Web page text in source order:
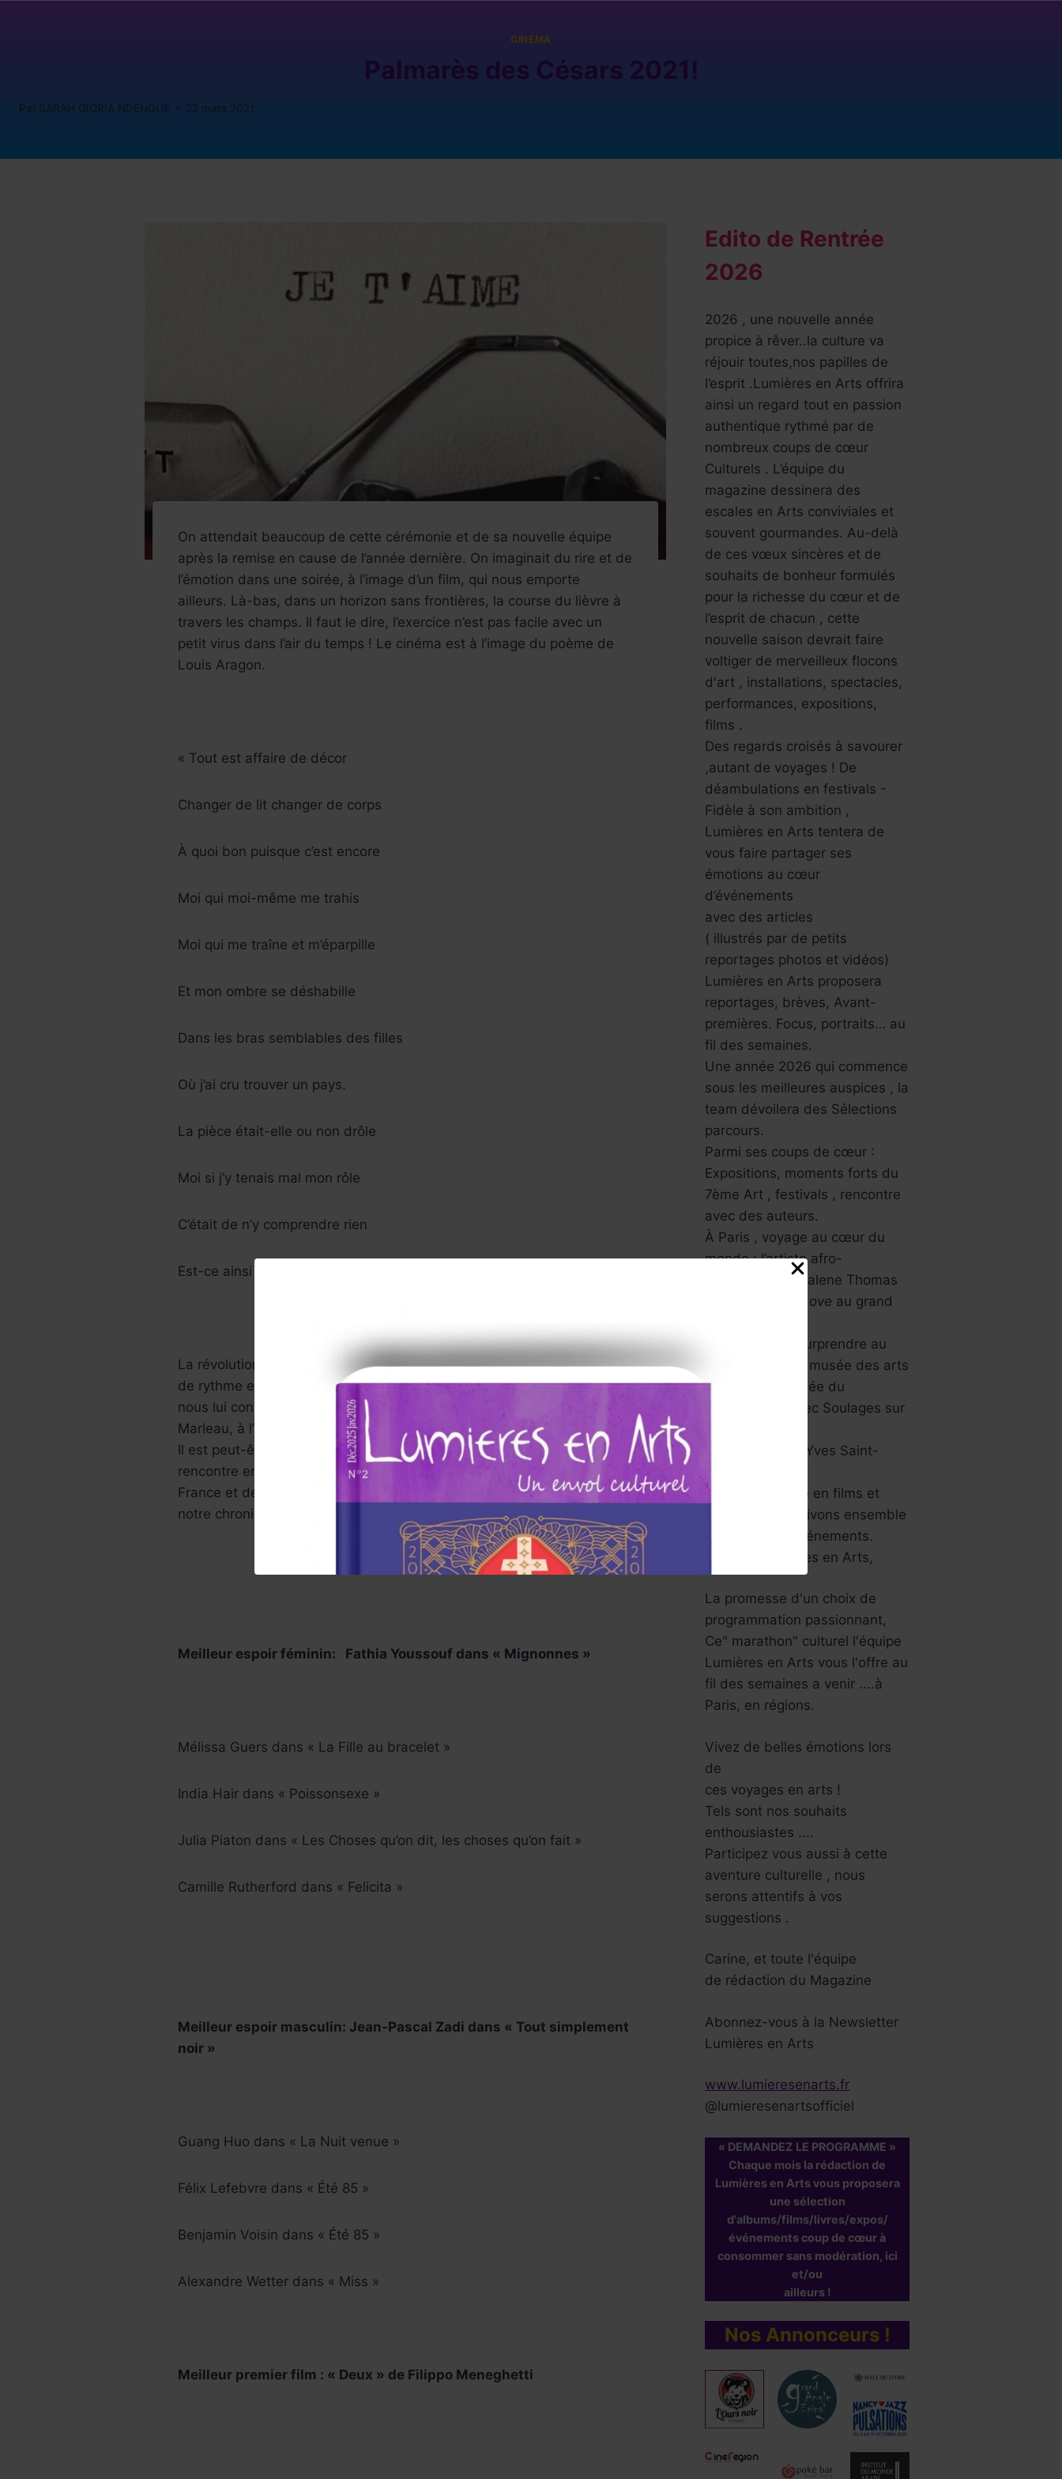
Réservez !
CINÉMA
Palmarès des Césars 2021!
Par SARAH GIORIA NDENGUE 22 mars 2021
On attendait beaucoup de cette cérémonie et de sa nouvelle équipe
après la remise en cause de l’année dernière. On imaginait du rire et de
l’émotion dans une soirée, à l’image d’un film, qui nous emporte
ailleurs. Là-bas, dans un horizon sans frontières, la course du lièvre à
travers les champs. Il faut le dire, l’exercice n’est pas facile avec un
petit virus dans l’air du temps ! Le cinéma est à l’image du poème de
Louis Aragon.
« Tout est affaire de décor
Changer de lit changer de corps
À quoi bon puisque c’est encore
Moi qui moi-même me trahis
Moi qui me traîne et m’éparpille
Et mon ombre se déshabille
Dans les bras semblables des filles
Où j’ai cru trouver un pays.
La pièce était-elle ou non drôle
Moi si j’y tenais mal mon rôle
C’était de n’y comprendre rien
Est-ce ainsi que les hommes vivent » (Louis Aragon).
La révolution a bien eu lieu dans sa diversité, sa parité, mais manque
de rythme et d’humour. On retiendra, avec la gouaille et la sincérité que
nous lui connaissons, la mise à nu de Corinne Masiero, Capitaine
Marleau, à l’image des intermittents et du cinéma en grande détresse.
Il est peut-être temps d’inventer un autre rendez-vous, une vraie
rencontre entre le public et les professionnels dans toutes les salles de
France et de Navarre. Vous en saurez plus avec le regard pertinent de
notre chroniqueuse Véronique.
Meilleur espoir féminin: Fathia Youssouf dans « Mignonnes »
Mélissa Guers dans « La Fille au bracelet »
India Hair dans « Poissonsexe »
Julia Piaton dans « Les Choses qu’on dit, les choses qu’on fait »
Camille Rutherford dans « Felicita »
Meilleur espoir masculin: Jean-Pascal Zadi dans « Tout simplement
noir »
Guang Huo dans « La Nuit venue »
Félix Lefebvre dans « Été 85 »
Benjamin Voisin dans « Été 85 »
Alexandre Wetter dans « Miss »
Meilleur premier film : « Deux » de Filippo Meneghetti
Edito de Rentrée
2026
2026 , une nouvelle année
propice à rêver..la culture va
réjouir toutes,nos papilles de
l’esprit .Lumières en Arts offrira
ainsi un regard tout en passion
authentique rythmé par de
nombreux coups de cœur
Culturels . L’équipe du
magazine dessinera des
escales en Arts conviviales et
souvent gourmandes. Au-delà
de ces vœux sincères et de
souhaits de bonheur formulés
pour la richesse du cœur et de
l’esprit de chacun , cette
nouvelle saison devrait faire
voltiger de merveilleux flocons
d'art , installations, spectacles,
performances, expositions,
films .
Des regards croisés à savourer
,autant de voyages ! De
déambulations en festivals -
Fidèle à son ambition ,
Lumières en Arts tentera de
vous faire partager ses
émotions au cœur
d’événements
avec des articles
( illustrés par de petits
reportages photos et vidéos)
Lumières en Arts proposera
reportages, brèves, Avant-
premières. Focus, portraits… au
fil des semaines.
Une année 2026 qui commence
sous les meilleures auspices , la
team dévoilera des Sélections
parcours.
Parmi ses coups de cœur :
Expositions, moments forts du
7ème Art , festivals , rencontre
avec des auteurs.
À Paris , voyage au cœur du
monde : l’artiste afro-
américaine Mickalene Thomas
All About Love au grand
L’Asie va vous surprendre au
musée Guimet , musée des arts
asiatiques , Musée du
Luxembourg avec Soulages sur
Aussi le musée Yves Saint-
Une année riche en films et
festivals, bref ,vivons ensemble
tous ces jolis événements.
L’équipe Lumières en Arts,
La promesse d'un choix de
programmation passionnant,
Ce" marathon" culturel l'équipe
Lumières en Arts vous l'offre au
fil des semaines a venir ....à
Paris, en régions.
Vivez de belles émotions lors
de
ces voyages en arts !
Tels sont nos souhaits
enthousiastes ....
Participez vous aussi à cette
aventure culturelle , nous
serons attentifs à vos
suggestions .
Carine, et toute l'équipe
de rédaction du Magazine
Abonnez-vous à la Newsletter
Lumières en Arts
www.lumieresenarts.fr
@lumieresenartsofficiel
« DEMANDEZ LE PROGRAMME »
Chaque mois la rédaction de
Lumières en Arts vous proposera
une sélection
d'albums/films/livres/expos/
événements coup de cœur à
consommer sans modération, ici
et/ou
ailleurs !
Nos Annonceurs !